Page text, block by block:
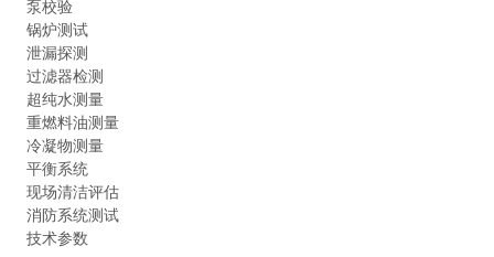
泵校验
锅炉测试
泄漏探测
过滤器检测
超纯水测量
重燃料油测量
冷凝物测量
平衡系统
现场清洁评估
消防系统测试
技术参数